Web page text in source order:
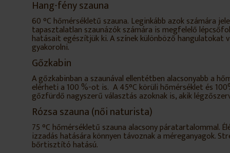
Hang-fény szauna
60 °C hőmérsékletű szauna. Leginkább azok számára
tapasztalatlan szaunázók számára is megfelelő
hatásait egészítjük ki. A színek különböző hangulatokat
gyakorolni.
Gőzkabin
A gőzkabinban a szaunával ellentétben alacsonyabb a
elérheti a 100 %-ot is. A 45°C körüli hőmérséklet és
gőzfürdő nagyszerű választás azoknak is, akik
Rózsa szauna (női naturista)
75 °C hőmérsékletű szauna alacsony páratartalommal.
izzadás hatására könnyen távoznak a méreganyagok.
bőrtisztító hatású.